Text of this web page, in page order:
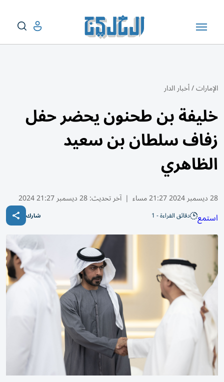
الإمارات/أخبار الدار
خليفة بن طحنون يحضر حفل
زفاف سلطان بن سعيد
الظاهري
28 ديسمبر 2024 21:27 مساء | آخر تحديث:28 ديسمبر 21:27 2024
استمع دقائق القراءة - 1 شارك